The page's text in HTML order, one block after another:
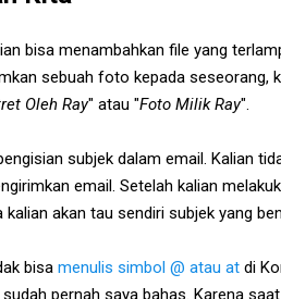
bisa menambahkan file yang
sebuah foto kepada seseorang,
Oleh Ray" atau "Foto Milik Ray".
subjek dalam email. Kalian
email. Setelah kalian
kalian akan tau sendiri subjek yang
bisa menulis simbol @ atau at di
pernah saya bahas. Karena